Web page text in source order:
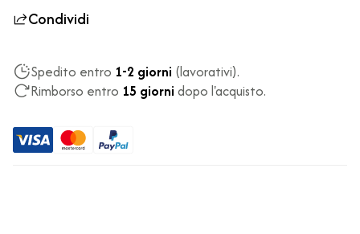
Condividi
Spedito entro 1-2 giorni (lavorativi).
Rimborso entro 15 giorni dopo l'acquisto.